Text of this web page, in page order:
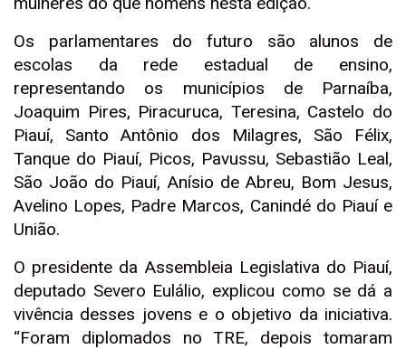
Os parlamentares do futuro são alunos de
escolas da rede estadual de ensino,
representando os municípios de Parnaíba,
Joaquim Pires, Piracuruca, Teresina, Castelo do
Piauí, Santo Antônio dos Milagres, São Félix,
Tanque do Piauí, Picos, Pavussu, Sebastião Leal,
São João do Piauí, Anísio de Abreu, Bom Jesus,
Avelino Lopes, Padre Marcos, Canindé do Piauí e
União.
O presidente da Assembleia Legislativa do Piauí,
deputado Severo Eulálio, explicou como se dá a
vivência desses jovens e o objetivo da iniciativa.
“Foram diplomados no TRE, depois tomaram